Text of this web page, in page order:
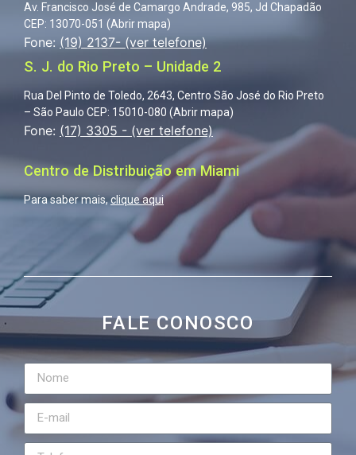
Av. Francisco José de Camargo Andrade, 985, Jd Chapadão
CEP: 13070-051 (Abrir mapa)
Fone: (19) 2137- (ver telefone)
S. J. do Rio Preto – Unidade 2
Rua Del Pinto de Toledo, 2643, Centro São José do Rio Preto
– São Paulo CEP: 15010-080 (Abrir mapa)
Fone: (17) 3305 - (ver telefone)
Centro de Distribuição em Miami
Para saber mais, clique aqui
FALE CONOSCO